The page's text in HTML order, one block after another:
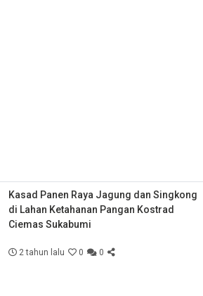
Kasad Panen Raya Jagung dan Singkong
di Lahan Ketahanan Pangan Kostrad
Ciemas Sukabumi
2 tahun lalu 0 0